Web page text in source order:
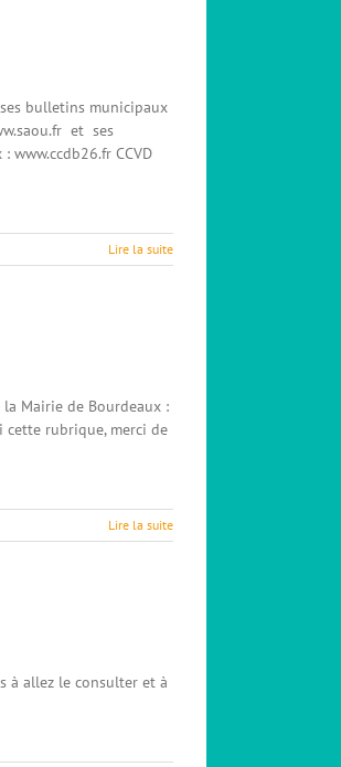
bulletins municipaux
et ses
CCVD
Lire la suite
Mairie de Bourdeaux :
cette rubrique, merci de
Lire la suite
à allez le consulter et à